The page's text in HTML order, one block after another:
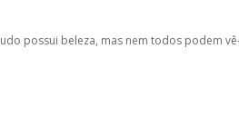
possui beleza, mas nem todos podem